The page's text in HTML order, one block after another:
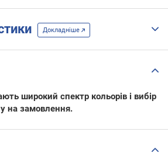
Докладніше
широкий спектр кольорів і вибір
на замовлення.